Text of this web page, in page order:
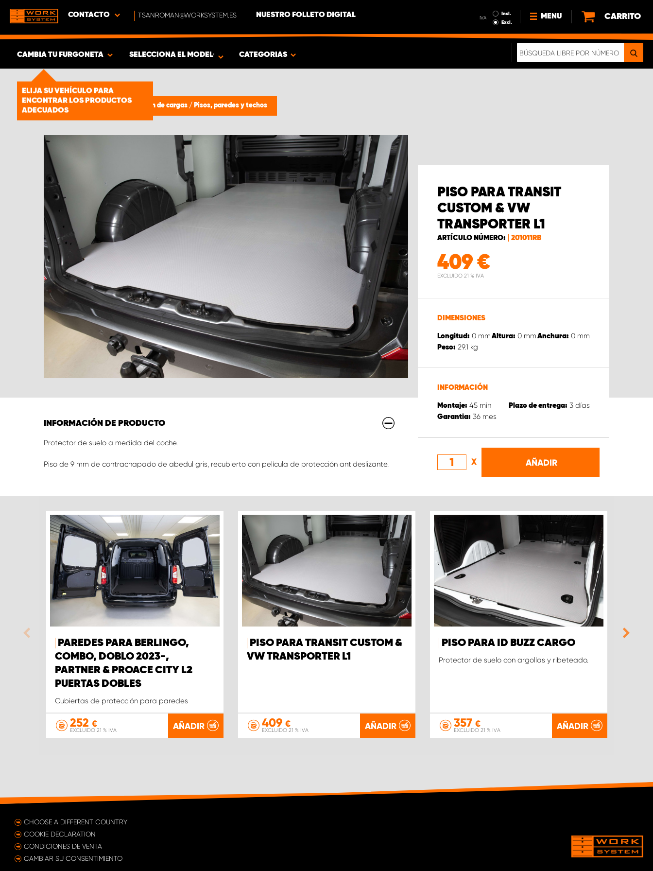
CONTACTO TSANROMAN@WORKSYSTEM.ES NUESTRO FOLLETO DIGITAL IVA
Incl.
Excl.
MENU
NOTICIAS
CARRITO
CAMBIA TU FURGONETA
ELIJA SU VEHÍCULO PARA
ENCONTRAR LOS PRODUCTOS
ADECUADOS
MOSTRAR RESULTADOS -
PRODUCTOS
SELECCIONA EL MODELO CATEGORIAS
Paneles de protección y sujeción de cargas / Pisos, paredes y techos
PISO PARA TRANSIT
CUSTOM & VW
TRANSPORTER L1
ARTÍCULO NÚMERO: 201011RB
409 €
EXCLUIDO 21 % IVA
DIMENSIONES
Longitud: 0 mm Altura: 0 mm Anchura: 0 mm
Peso: 29.1 kg
INFORMACIÓN
Montaje: 45 min Plazo de entrega: 3 días
Garantia: 36 mes
X AÑADIR
INFORMACIÓN DE PRODUCTO
Protector de suelo a medida del coche.
Piso de 9 mm de contrachapado de abedul gris, recubierto con película de protección antideslizante.
PAREDES PARA BERLINGO,
COMBO, DOBLO 2023-,
PARTNER & PROACE CITY L2
PUERTAS DOBLES
Cubiertas de protección para paredes
252 €
EXCLUIDO 21 % IVA AÑADIR
PISO PARA TRANSIT CUSTOM &
VW TRANSPORTER L1
409 €
EXCLUIDO 21 % IVA AÑADIR
PISO PARA ID BUZZ CARGO
Protector de suelo con argollas y ribeteado.
357 €
EXCLUIDO 21 % IVA AÑADIR
CHOOSE A DIFFERENT COUNTRY
COOKIE DECLARATION
CONDICIONES DE VENTA
CAMBIAR SU CONSENTIMIENTO